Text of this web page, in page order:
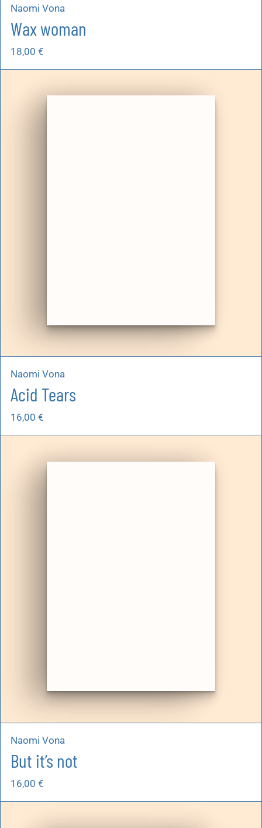
Naomi Vona
Wax woman
18,00 €
Naomi Vona
Acid Tears
16,00 €
Naomi Vona
But it’s not
16,00 €